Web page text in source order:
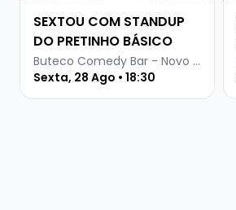
SEXTOU COM STANDUP
DO PRETINHO BÁSICO
Buteco Comedy Bar - Novo Hamburgo
Sexta, 28 Ago • 18:30